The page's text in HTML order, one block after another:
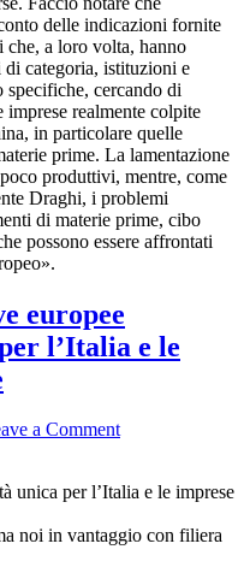
delle indicazioni fornite
che, a loro volta, hanno
categoria, istituzioni e
cercando di
realmente colpite
in particolare quelle
prime. La lamentazione
produttivi, mentre, come
Draghi, i problemi
di materie prime, cibo
possono essere affrontati
europee
l’Italia e le
a Comment
unica per l’Italia e le imprese
noi in vantaggio con filiera